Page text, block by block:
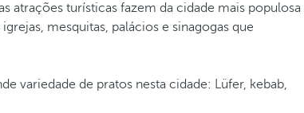
atrações turísticas fazem da cidade mais populosa
mesquitas, palácios e sinagogas que
variedade de pratos nesta cidade: Lüfer, kebab,